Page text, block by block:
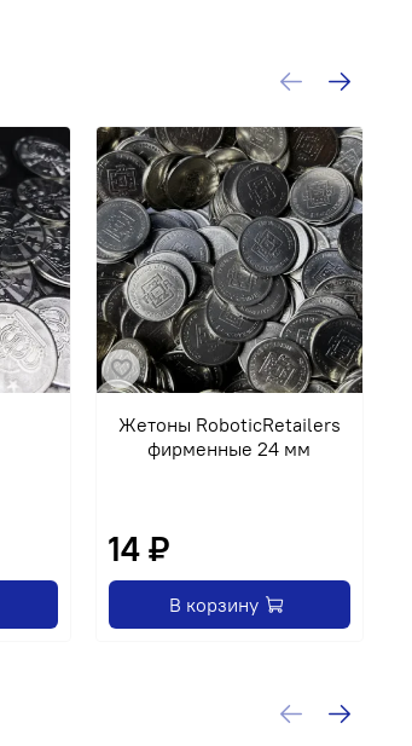
Жетоны RoboticRetailers
фирменные 24 мм
14 ₽
В корзину